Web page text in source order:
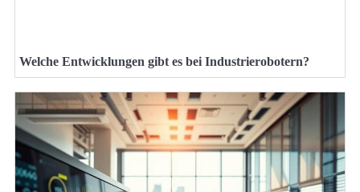
Welche Entwicklungen gibt es bei Industrierobotern?